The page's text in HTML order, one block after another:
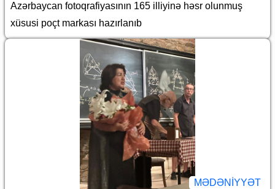
Azərbaycan fotoqrafiyasının 165 illiyinə həsr olunmuş
xüsusi poçt markası hazırlanıb
MƏDƏNIYYƏT